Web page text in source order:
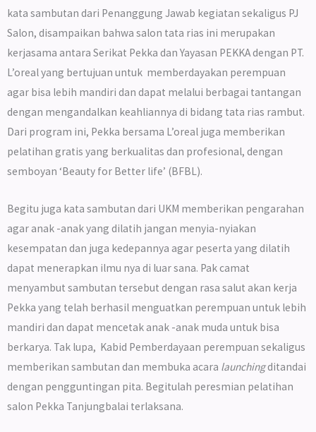
kata sambutan dari Penanggung Jawab kegiatan sekaligus PJ
Salon, disampaikan bahwa salon tata rias ini merupakan
kerjasama antara Serikat Pekka dan Yayasan PEKKA dengan PT.
L’oreal yang bertujuan untuk memberdayakan perempuan
agar bisa lebih mandiri dan dapat melalui berbagai tantangan
dengan mengandalkan keahliannya di bidang tata rias rambut.
Dari program ini, Pekka bersama L’oreal juga memberikan
pelatihan gratis yang berkualitas dan profesional, dengan
semboyan ‘Beauty for Better life’ (BFBL).
Begitu juga kata sambutan dari UKM memberikan pengarahan
agar anak -anak yang dilatih jangan menyia-nyiakan
kesempatan dan juga kedepannya agar peserta yang dilatih
dapat menerapkan ilmu nya di luar sana. Pak camat
menyambut sambutan tersebut dengan rasa salut akan kerja
Pekka yang telah berhasil menguatkan perempuan untuk lebih
mandiri dan dapat mencetak anak -anak muda untuk bisa
berkarya. Tak lupa, Kabid Pemberdayaan perempuan sekaligus
memberikan sambutan dan membuka acara launchingditandai
dengan pengguntingan pita. Begitulah peresmian pelatihan
salon Pekka Tanjungbalai terlaksana.